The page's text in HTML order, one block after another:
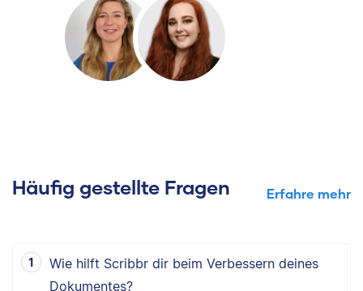
Häufig gestellte Fragen Erfahre mehr
Wie hilft Scribbr dir beim Verbessern deines
Dokumentes?